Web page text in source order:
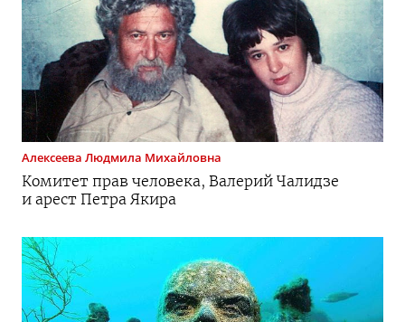
Алексеева Людмила Михайловна
Комитет прав человека, Валерий Чалидзе
и арест Петра Якира